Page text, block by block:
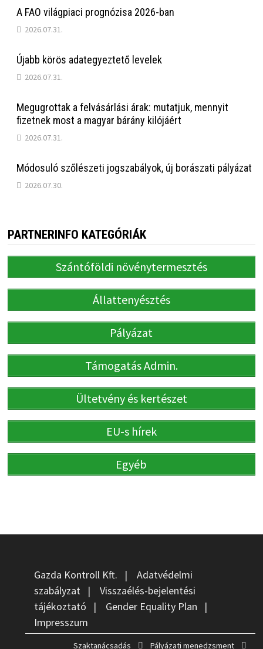
A FAO világpiaci prognózisa 2026-ban
2026.07.31.
Újabb körös adategyeztető levelek
2026.07.31.
Megugrottak a felvásárlási árak: mutatjuk, mennyit
fizetnek most a magyar bárány kilójáért
2026.07.31.
Módosuló szőlészeti jogszabályok, új borászati pályázat
2026.07.30.
PARTNERINFO KATEGÓRIÁK
Szántóföldi növénytermesztés
Állattenyésztés
Pályázat
Támogatás Admin.
Ültetvény és kertészet
EU-s hírek
Egyéb
Gazda Kontroll Kft. | Adatvédelmi
szabályzat| Visszaélés-bejelentési
tájékoztató | Gender Equality Plan |
Impresszum
Szaktanácsadás Pályázati menedzsment